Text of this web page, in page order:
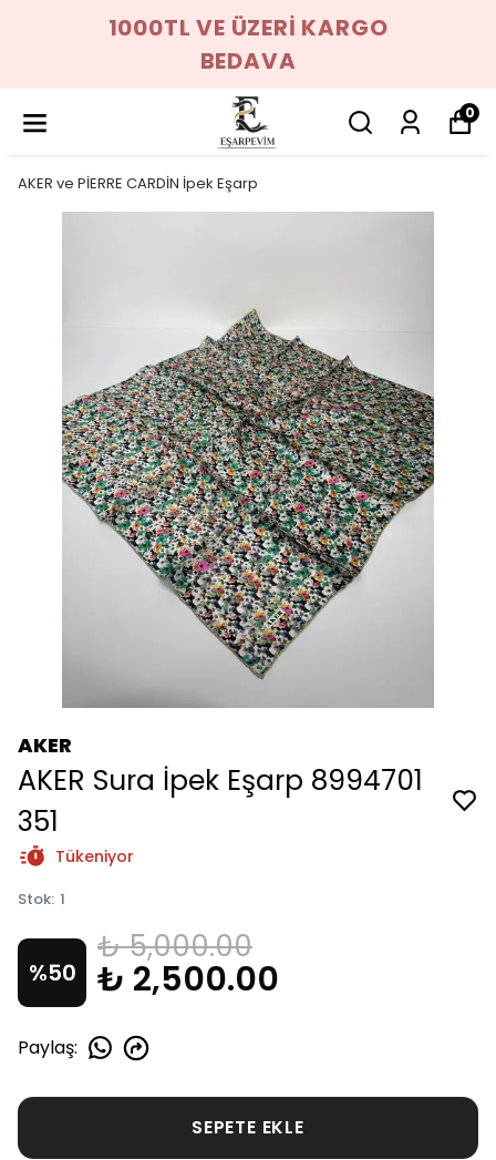
1000TL VE ÜZERİ KARGO
BEDAVA
0
AKER ve PİERRE CARDİN İpek Eşarp
AKER
AKER Sura İpek Eşarp 8994701
351
Tükeniyor
Stok: 1
%50
₺ 5,000.00
₺ 2,500.00
Paylaş:
SEPETE EKLE